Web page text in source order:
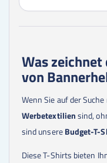
19Stk.
22Stk.
23Stk.
25Stk.
30 Stk.
35Stk.
40Stk.
50Stk.
Was
von
Wenn Sie auf der Suche
Werbetextiliensind,
sind unsereBudget-T-
Diese T-Shirts bieten